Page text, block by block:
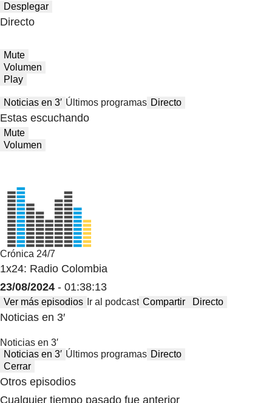
Desplegar
Directo
Mute
Volumen
Play
Noticias en 3′ Últimos programas Directo
Estas escuchando
Mute
Volumen
Crónica 24/7
1x24: Radio Colombia
23/08/2024 - 01:38:13
Ver más episodios Ir al podcast Compartir Directo
Noticias en 3′
Noticias en 3′
Noticias en 3′ Últimos programas Directo
Cerrar
Otros episodios
Cualquier tiempo pasado fue anterior